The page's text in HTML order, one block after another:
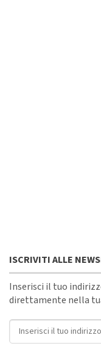
ISCRIVITI ALLE
Inserisci il tuo
direttamente nella
Indirizzo email